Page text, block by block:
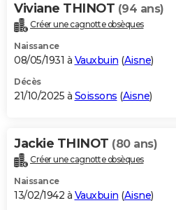
Alimentation
Guide de la santé
Maladies
Médicaments
Sommeil
VOYAGE
Destinations
City break
Voyage nature
Voyage de noces
Forum
Climat
+PHOTO
GUIDES D'ACHAT
BONS PLANS
Carte de Noël
Carte Bonne année
Carte Saint-Valentin
Carte Pâques
Carte d'anniversaire
DICTIONNAIRE
Dictionnaire
Biographies
Citations
Expressions
Proverbes
PROGRAMME TV
Viviane THINOT (94 ans)
Créer une cagnotte obsèques
Naissance
08/05/1931 à Vauxbuin (Aisne)
Décès
21/10/2025 à Soissons (Aisne)
Jackie THINOT (80 ans)
Créer une cagnotte obsèques
Naissance
13/02/1942 à Vauxbuin (Aisne)